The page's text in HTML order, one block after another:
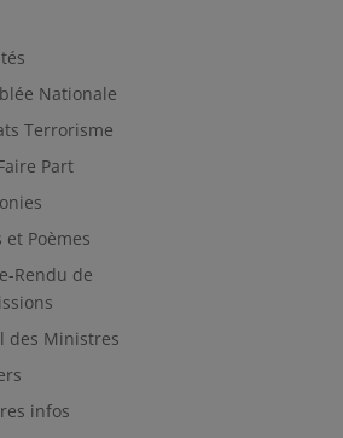
Nationale
Terrorisme
Part
et Poèmes
Rendu de
des Ministres
infos